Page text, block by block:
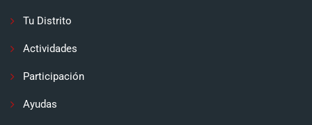
Tu Distrito
Actividades
Participación
Ayudas